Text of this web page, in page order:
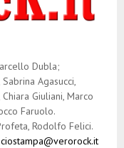
Dubla;
Agasucci,
Giuliani, Marco
Faruolo.
Rodolfo Felici.